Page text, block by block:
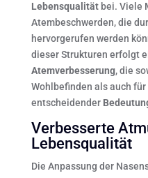
Lebensqualitätbei. Viele
Atembeschwerden, die
hervorgerufen werden
dieser Strukturen erfolgt
Atemverbesserung, die
Wohlbefinden als auch
entscheidender
Verbesserte
Lebensqualität
Die Anpassung der